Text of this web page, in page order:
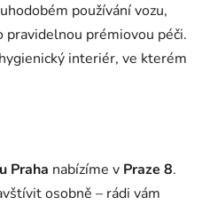
používání vozu,
pravidelnou prémiovou péči.
interiér, ve kterém
Praha nabízíme v Praze 8.
osobně – rádi vám